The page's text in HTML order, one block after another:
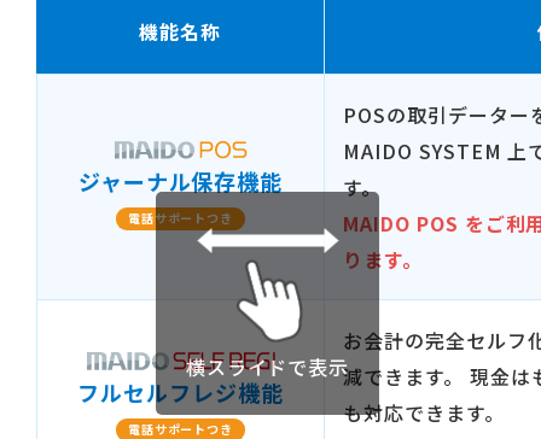
機能名称
ジャーナル保存機能
電話サポートつき
POSの取引データー
MAIDO SYSTEM 上
す。
MAIDO POS をご利
ります。
フルセルフレジ機能
電話サポートつき
お会計の完全セルフ
減できます。 現金
も対応できます。
横スライドで表示